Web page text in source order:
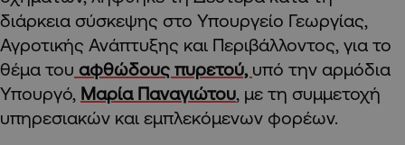
διάρκεια σύσκεψης στο Υπουργείο Γεωργίας,
Αγροτικής Ανάπτυξης και Περιβάλλοντος, για το
θέμα του αφθώδους πυρετού, υπό την αρμόδια
Υπουργό, Μαρία Παναγιώτου, με τη συμμετοχή
υπηρεσιακών και εμπλεκόμενων φορέων.